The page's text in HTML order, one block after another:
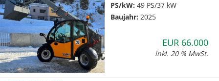
PS/kW: 49 PS/37 kW
Baujahr: 2025
EUR 66.000
inkl. 20 % MwSt.